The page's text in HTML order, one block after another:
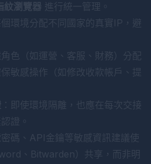
紋瀏覽器 進行統一管理。
個環境分配不同國家的真實IP，避
角色（如運營、客服、財務）分配
敏感操作（如修改收款帳戶、提
：即使環境隔離，也應在每次交接
證。
密碼、API金鑰等敏感資訊建議使
、Bitwarden）共享，而非明